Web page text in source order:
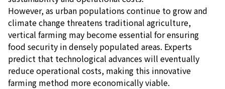
However, as urban populations continue to grow and
climate change threatens traditional agriculture,
vertical farming may become essential for ensuring
food security in densely populated areas. Experts
predict that technological advances will eventually
reduce operational costs, making this innovative
farming method more economically viable.